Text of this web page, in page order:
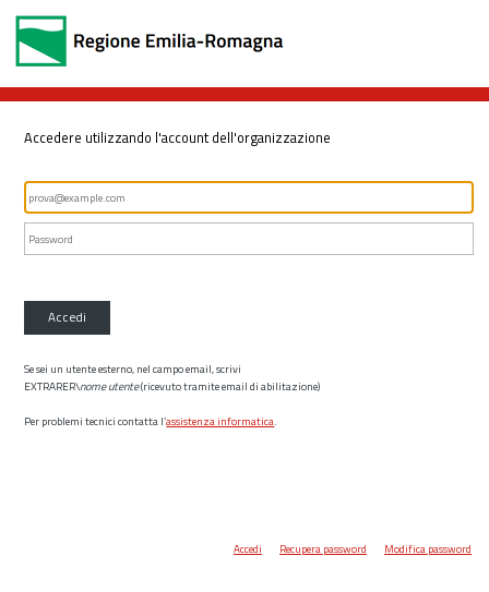
Accedere utilizzando l'account dell'organizzazione
Accedi
Se sei un utente esterno, nel campo email, scrivi
EXTRARER\nome utente(ricevuto tramite email di abilitazione)
Per problemi tecnici contatta l’assistenza informatica.
Accedi Recupera password Modifica password